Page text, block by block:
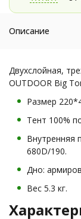
Описание
Двухслойная,
OUTDOOR Big
Размер
Тент 100%
Внутренняя
680D/190.
Дно:
Вес 5.3 кг.